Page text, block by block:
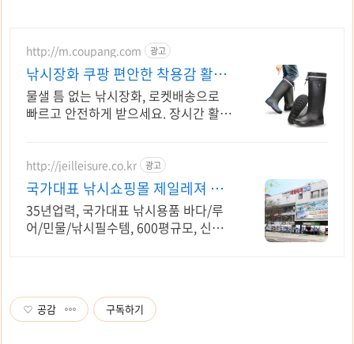
http://m.coupang.com 광고
낚시장화 쿠팡 편안한 착용감 활동
성 UP
물샐 틈 없는 낚시장화, 로켓배송으로
빠르고 안전하게 받으세요. 장시간 활동
http://jeilleisure.co.kr 광고
국가대표 낚시쇼핑몰 제일레져 낚
시준비 최다구색 득템찬스!
35년업력, 국가대표 낚시용품 바다/루
어/민물/낚시필수템, 600평규모, 신상
공감 구독하기